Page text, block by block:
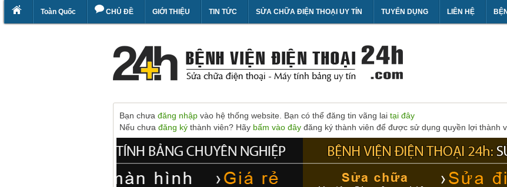
Toàn Quốc CHỦ ĐỀ GIỚI THIỆU TIN TỨC SỬA CHỮA ĐIỆN THOẠI UY TÍN TUYỂN DỤNG LIÊN HỆ
Bạn chưa đăng nhập vào hệ thống website. Bạn có thể đăng tin vãng lai tại đây
Nếu chưa đăng ký thành viên? Hãy bấm vào đây đăng ký thành viên để được sử dụng quyền lợi thành